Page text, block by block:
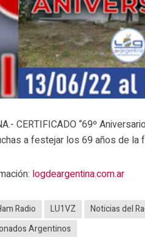
CERTIFICADO “69º
a festejar los 69 años de la
logdeargentina.com.ar
Radio LU1VZ Noticias del
Argentinos